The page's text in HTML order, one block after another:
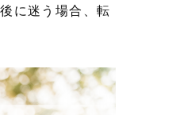
に迷う場合、転